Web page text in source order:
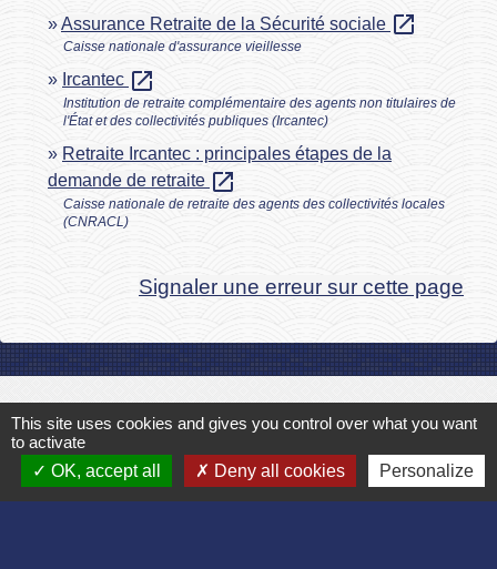
Assurance Retraite de la Sécurité sociale open_in_new
Caisse nationale d'assurance vieillesse
Ircantec open_in_new
Institution de retraite complémentaire des agents non titulaires de
l'État et des collectivités publiques (Ircantec)
Retraite Ircantec : principales étapes de la
demande de retraite open_in_new
Caisse nationale de retraite des agents des collectivités locales
(CNRACL)
Signaler une erreur sur cette page
Contact
Commune de Bruyères et Montbérault
Place du Général de Gaulle
This site uses cookies and gives you control over what you want
to activate
OK, accept all
Deny all cookies Personalize